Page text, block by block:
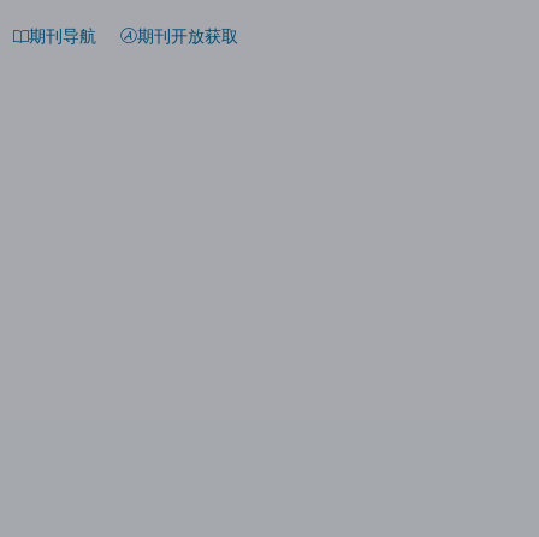
期刊导航 期刊开放获取